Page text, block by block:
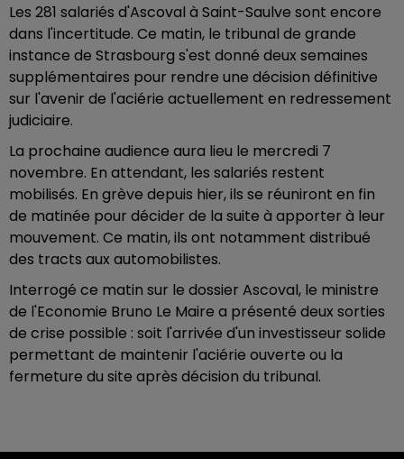
Les 281 salariés d'Ascoval à Saint-Saulve sont encore
dans l'incertitude. Ce matin, le tribunal de grande
instance de Strasbourg s'est donné deux semaines
supplémentaires pour rendre une décision définitive
sur l'avenir de l'aciérie actuellement en redressement
judiciaire.
La prochaine audience aura lieu le mercredi 7
novembre. En attendant, les salariés restent
mobilisés. En grève depuis hier, ils se réuniront en fin
de matinée pour décider de la suite à apporter à leur
mouvement. Ce matin, ils ont notamment distribué
des tracts aux automobilistes.
Interrogé ce matin sur le dossier Ascoval, le ministre
de l'Economie Bruno Le Maire a présenté deux sorties
de crise possible : soit l'arrivée d'un investisseur solide
permettant de maintenir l'aciérie ouverte ou la
fermeture du site après décision du tribunal.